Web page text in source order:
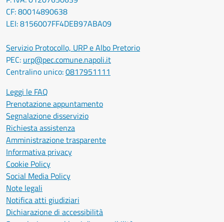
CF: 80014890638
LEI: 8156007FF4DEB97ABA09
Servizio Protocollo, URP e Albo Pretorio
PEC: urp@pec.comune.napoli.it
Centralino unico:0817951111
Leggi le FAQ
Prenotazione appuntamento
Segnalazione disservizio
Richiesta assistenza
Amministrazione trasparente
Informativa privacy
Cookie Policy
Social Media Policy
Note legali
Notifica atti giudiziari
Dichiarazione di accessibilità